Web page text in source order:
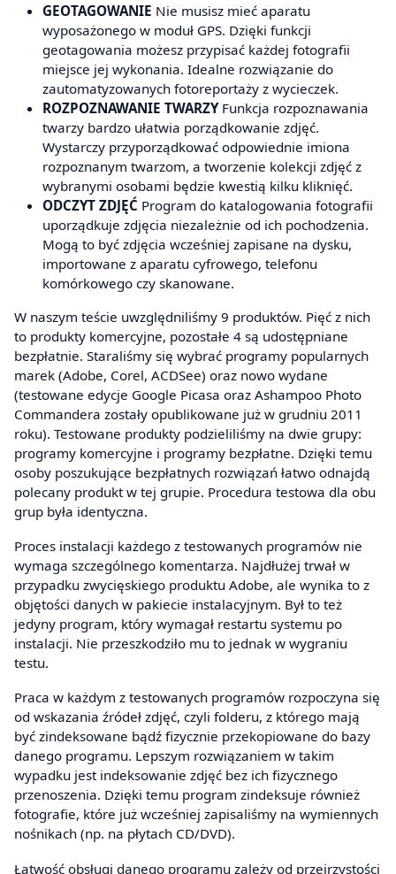
GEOTAGOWANIE Nie musisz mieć aparatu
wyposażonego w moduł GPS. Dzięki funkcji
geotagowania możesz przypisać każdej fotografii
miejsce jej wykonania. Idealne rozwiązanie do
zautomatyzowanych fotoreportaży z wycieczek.
ROZPOZNAWANIE TWARZYFunkcja rozpoznawania
twarzy bardzo ułatwia porządkowanie zdjęć.
Wystarczy przyporządkować odpowiednie imiona
rozpoznanym twarzom, a tworzenie kolekcji zdjęć z
wybranymi osobami będzie kwestią kilku kliknięć.
ODCZYT ZDJĘĆ Program do katalogowania fotografii
uporządkuje zdjęcia niezależnie od ich pochodzenia.
Mogą to być zdjęcia wcześniej zapisane na dysku,
importowane z aparatu cyfrowego, telefonu
komórkowego czy skanowane.
W naszym teście uwzględniliśmy 9 produktów. Pięć z nich
to produkty komercyjne, pozostałe 4 są udostępniane
bezpłatnie. Staraliśmy się wybrać programy popularnych
marek (Adobe, Corel, ACDSee) oraz nowo wydane
(testowane edycje Google Picasa oraz Ashampoo Photo
Commandera zostały opublikowane już w grudniu 2011
roku). Testowane produkty podzieliliśmy na dwie grupy:
programy komercyjne i programy bezpłatne. Dzięki temu
osoby poszukujące bezpłatnych rozwiązań łatwo odnajdą
polecany produkt w tej grupie. Procedura testowa dla obu
grup była identyczna.
Proces instalacji każdego z testowanych programów nie
wymaga szczególnego komentarza. Najdłużej trwał w
przypadku zwycięskiego produktu Adobe, ale wynika to z
objętości danych w pakiecie instalacyjnym. Był to też
jedyny program, który wymagał restartu systemu po
instalacji. Nie przeszkodziło mu to jednak w wygraniu
testu.
Praca w każdym z testowanych programów rozpoczyna się
od wskazania źródeł zdjęć, czyli folderu, z którego mają
być zindeksowane bądź fizycznie przekopiowane do bazy
danego programu. Lepszym rozwiązaniem w takim
wypadku jest indeksowanie zdjęć bez ich fizycznego
przenoszenia. Dzięki temu program zindeksuje również
fotografie, które już wcześniej zapisaliśmy na wymiennych
nośnikach (np. na płytach CD/DVD).
Łatwość obsługi danego programu zależy od przejrzystości